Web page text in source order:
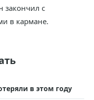
закончил с
в кармане.
в этом году